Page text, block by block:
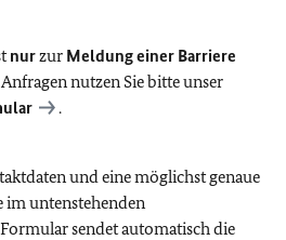
nurzur Meldung einer Barriere
nutzen Sie bitte unser
.
und eine möglichst genaue
im untenstehenden
sendet automatisch die